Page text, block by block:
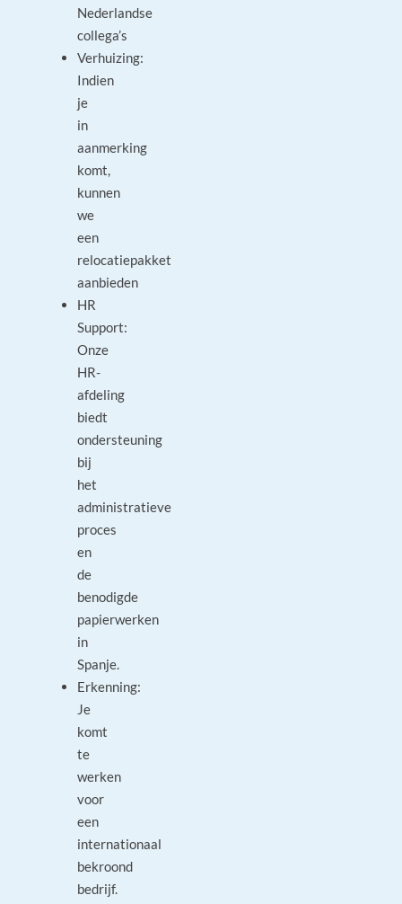
Nederlandse
collega’s
Verhuizing:
Indien
je
in
aanmerking
komt,
kunnen
we
een
relocatiepakket
aanbieden
HR
Support:
Onze
HR-
afdeling
biedt
ondersteuning
bij
het
administratieve
proces
en
de
benodigde
papierwerken
in
Spanje.
Erkenning:
Je
komt
te
werken
voor
een
internationaal
bekroond
bedrijf.